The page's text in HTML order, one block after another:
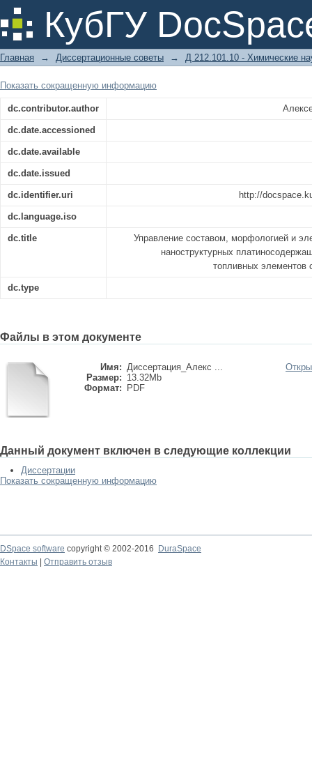
КубГУ
Управление составом,
наноструктурных
элементов с протонообменной
Главная → Диссертационные советы → Д 212.101.10 - Химические
Показать сокращенную информацию
dc.contributor.author
dc.date.accessioned
dc.date.available
dc.date.issued
dc.identifier.uri http://
dc.language.iso
dc.title
Управление составом, морфологией и
наноструктурных
топливных элементов
dc.type
Файлы в этом документе
Имя: Диссертация_Алекс ...
Размер: 13.32Mb
Формат:
PDF
Данный документ включен в следующие коллекции
Диссертации
Показать сокращенную информацию
DSpace software copyright © 2002-2016
DuraSpace
Контакты
Отправить отзыв